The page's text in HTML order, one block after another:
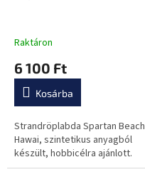
Raktáron
6 100 Ft
Kosárba
Strandröplabda Spartan Beach
Hawai, szintetikus anyagból
készült, hobbicélra ajánlott.